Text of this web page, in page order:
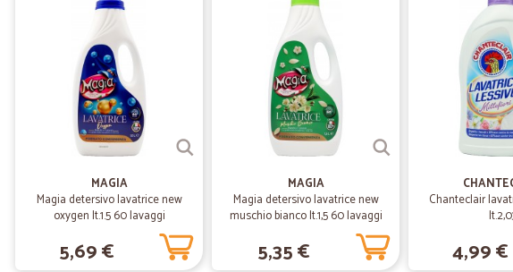
MAGIA
Magia detersivo lavatrice new
oxygen lt.1.5 60 lavaggi
5,69 €
MAGIA
Magia detersivo lavatrice new
muschio bianco lt.1,5 60 lavaggi
5,35 €
Chanteclair
4,99 €